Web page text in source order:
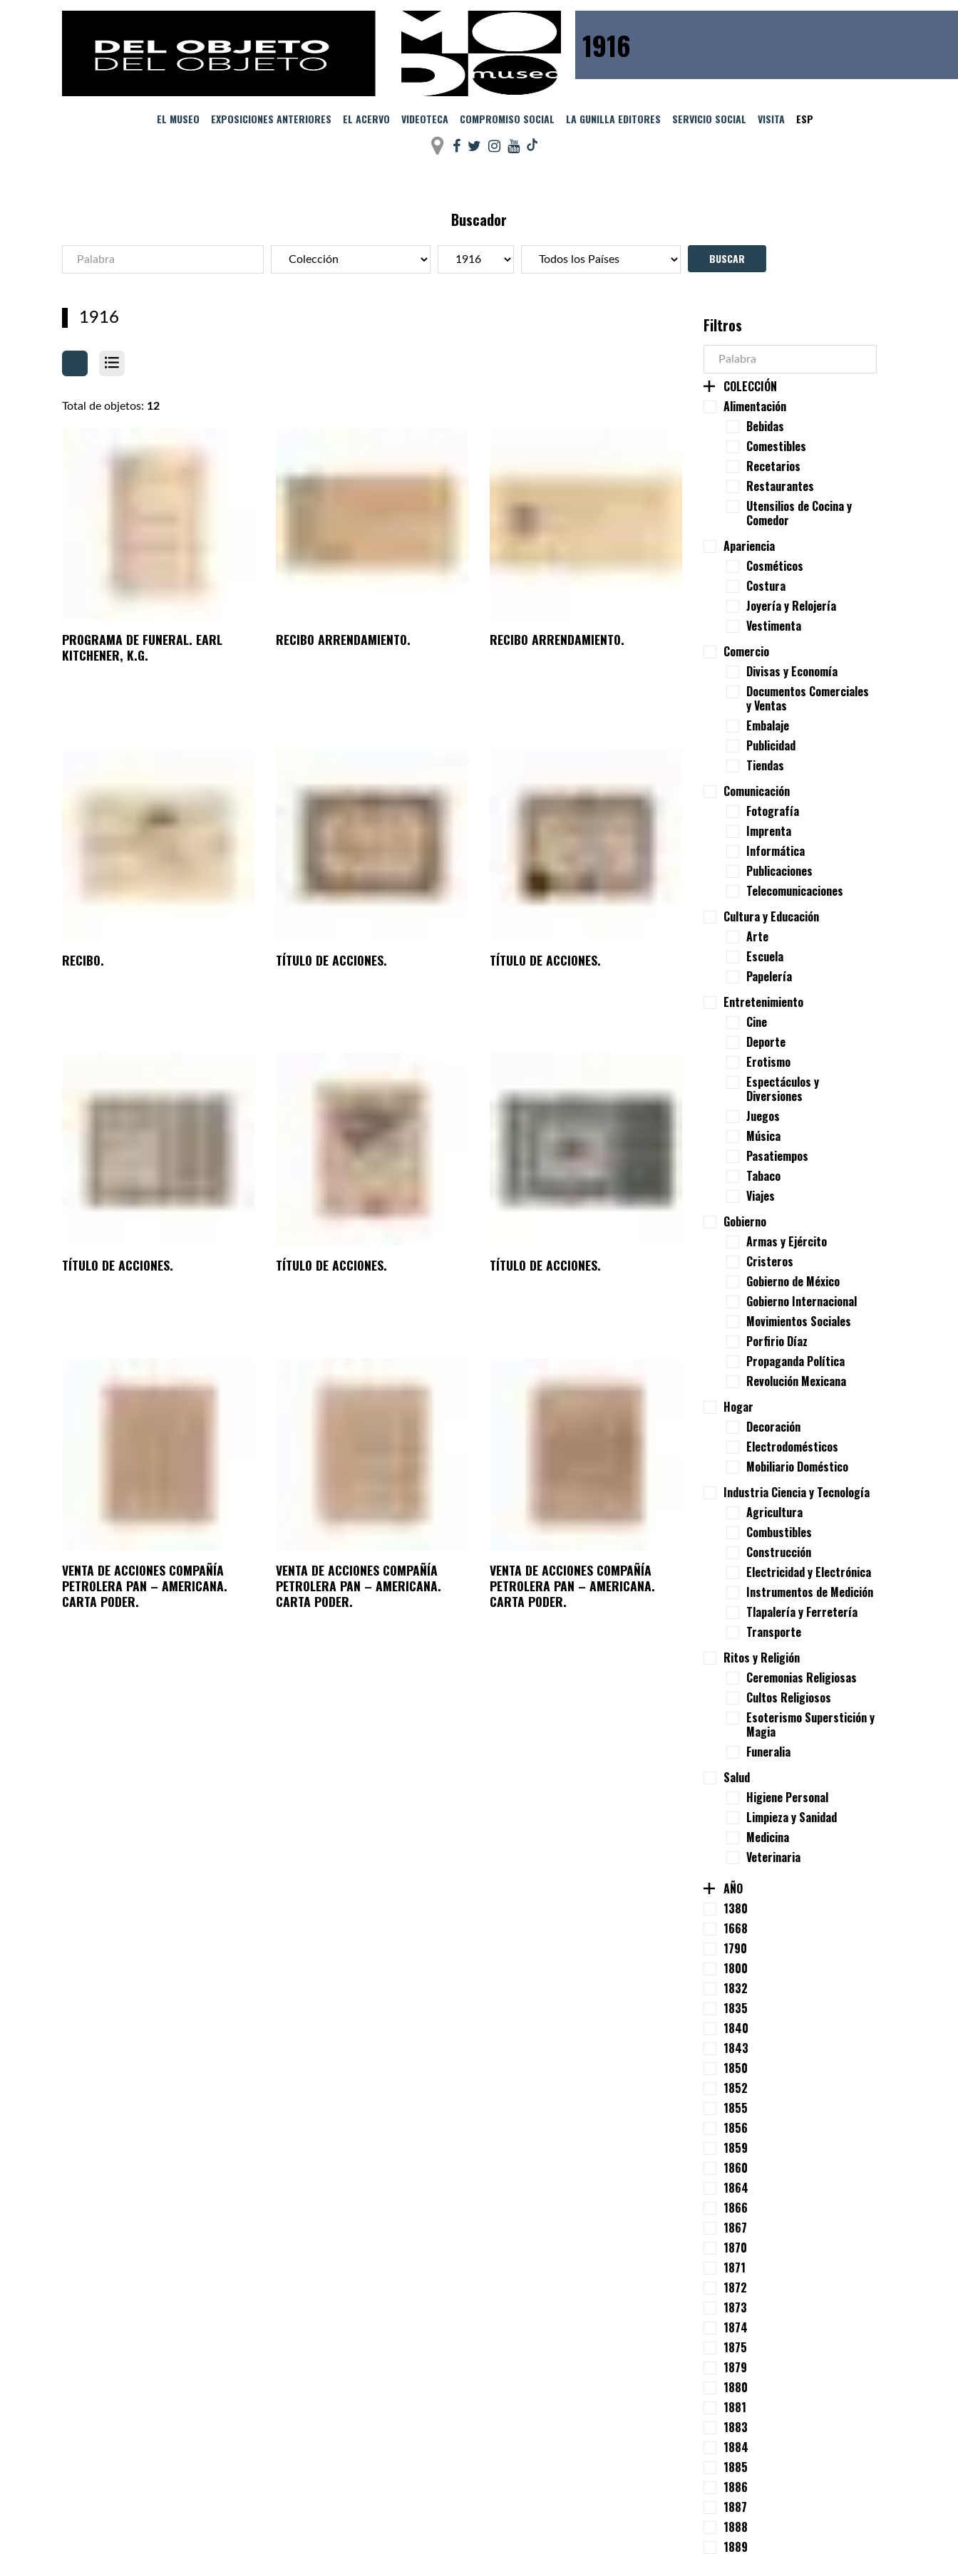
1916
EL MUSEO EXPOSICIONES ANTERIORES EL ACERVO VIDEOTECA COMPROMISO SOCIAL LA GUNILLA EDITORES SERVICIO SOCIAL VISITA ESP
Buscador
1916
Total de objetos: 12
PROGRAMA DE FUNERAL. EARL
KITCHENER, K.G.
RECIBO ARRENDAMIENTO. RECIBO ARRENDAMIENTO.
RECIBO. TÍTULO DE ACCIONES. TÍTULO DE ACCIONES.
TÍTULO DE ACCIONES. TÍTULO DE ACCIONES. TÍTULO DE ACCIONES.
VENTA DE ACCIONES COMPAÑÍA
PETROLERA PAN – AMERICANA.
CARTA PODER.
VENTA DE ACCIONES COMPAÑÍA
PETROLERA PAN – AMERICANA.
CARTA PODER.
VENTA DE ACCIONES COMPAÑÍA
PETROLERA PAN – AMERICANA.
CARTA PODER.
Filtros
COLECCIÓN
Alimentación
Bebidas
Comestibles
Recetarios
Restaurantes
Utensilios de Cocina y
Comedor
Apariencia
Cosméticos
Costura
Joyería y Relojería
Vestimenta
Comercio
Divisas y Economía
Documentos Comerciales
y Ventas
Embalaje
Publicidad
Tiendas
Comunicación
Fotografía
Imprenta
Informática
Publicaciones
Telecomunicaciones
Cultura y Educación
Arte
Escuela
Papelería
Entretenimiento
Cine
Deporte
Erotismo
Espectáculos y
Diversiones
Juegos
Música
Pasatiempos
Tabaco
Viajes
Gobierno
Armas y Ejército
Cristeros
Gobierno de México
Gobierno Internacional
Movimientos Sociales
Porfirio Díaz
Propaganda Política
Revolución Mexicana
Hogar
Decoración
Electrodomésticos
Mobiliario Doméstico
Industria Ciencia y Tecnología
Agricultura
Combustibles
Construcción
Electricidad y Electrónica
Instrumentos de Medición
Tlapalería y Ferretería
Transporte
Ritos y Religión
Ceremonias Religiosas
Cultos Religiosos
Esoterismo Superstición y
Magia
Funeralia
Salud
Higiene Personal
Limpieza y Sanidad
Medicina
Veterinaria
AÑO
1380
1668
1790
1800
1832
1835
1840
1843
1850
1852
1855
1856
1859
1860
1864
1866
1867
1870
1871
1872
1873
1874
1875
1879
1880
1881
1883
1884
1885
1886
1887
1888
1889